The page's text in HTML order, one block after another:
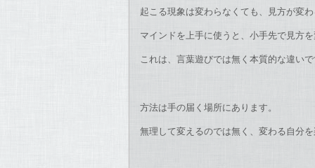
起こる現象は変わらなくても、見方が変
マインドを上手に使うと、小手先で見方
これは、言葉遊びでは無く本質的な違い
方法は手の届く場所にあります。
無理して変えるのでは無く、変わる自分